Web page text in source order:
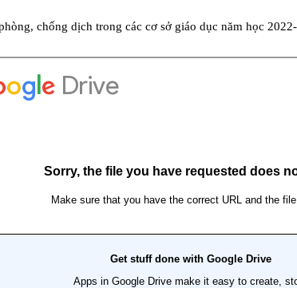
chống dịch trong các cơ sở giáo dục năm học